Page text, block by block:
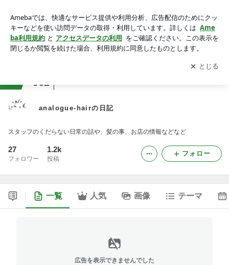
アプリをダウンロードして ブログの更新通知
を受け取りまし
ょう。
開く
962
analogue-hairの日記
スタッフのくだらない日常の話や、髪の事、お店の情報などなど
27
フォロワー
1.2k
投稿
フォロー
一覧 人気 画像 テーマ
広告を表示できませんでした